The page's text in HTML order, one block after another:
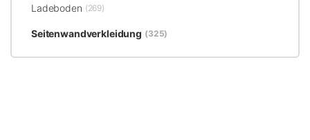
Ladeboden (269)
Seitenwandverkleidung (325)